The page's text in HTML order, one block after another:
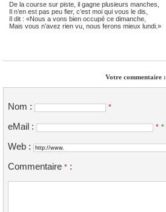
De la course sur piste, il gagne plusieurs manches,
Il n’en est pas peu fier, c’est moi qui vous le dis,
Il dit : «Nous a vons bien occupé ce dimanche,
Mais vous n’avez rien vu, nous ferons mieux lundi.»
Votre commentaire :
Nom : *
eMail : * *
Web :
Commentaire * :